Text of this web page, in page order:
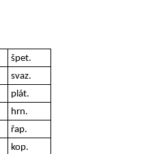
špet.
svaz.
plát.
hrn.
řap.
kop.